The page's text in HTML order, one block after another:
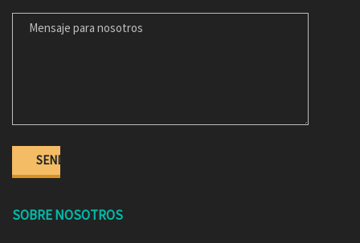
SOBRE NOSOTROS